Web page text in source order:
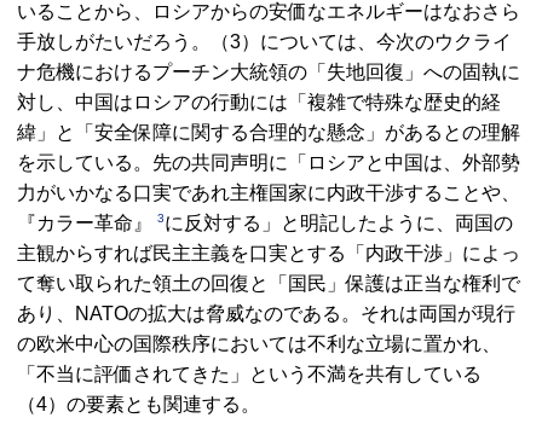
いることから、ロシアからの安価なエネルギーはなおさら
手放しがたいだろう。（3）については、今次のウクライ
ナ危機におけるプーチン大統領の「失地回復」への固執に
対し、中国はロシアの行動には「複雑で特殊な歴史的経
緯」と「安全保障に関する合理的な懸念」があるとの理解
を示している。先の共同声明に「ロシアと中国は、外部勢
力がいかなる口実であれ主権国家に内政干渉することや、
『カラー革命』
3に反対する」と明記したように、両国の
主観からすれば民主主義を口実とする「内政干渉」によっ
て奪い取られた領土の回復と「国民」保護は正当な権利で
あり、NATOの拡大は脅威なのである。それは両国が現行
の欧米中心の国際秩序においては不利な立場に置かれ、
「不当に評価されてきた」という不満を共有している
（4）の要素とも関連する。